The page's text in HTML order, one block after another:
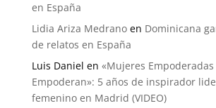
en España
Lidia Ariza Medranoen Dominicana
de relatos en España
Luis Daniel en «Mujeres
Empoderan»: 5 años de inspirador
femenino en Madrid (VIDEO)